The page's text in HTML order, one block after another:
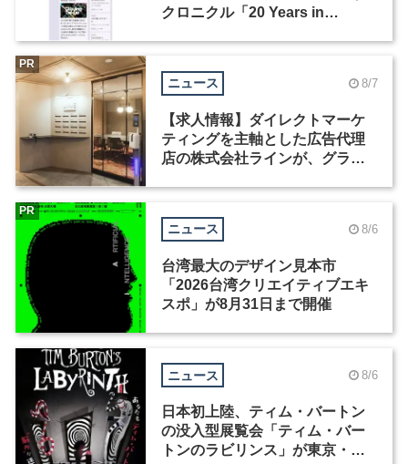
クロニクル「20 Years in
ニュース 8/7
【求人情報】ダイレクトマーケ
ティングを主軸とした広告代理
店の株式会社ラインが、グラフ
PR
ニュース 8/6
台湾最大のデザイン見本市
「2026台湾クリエイティブエキ
スポ」が8月31日まで開催
PR
ニュース 8/6
日本初上陸、ティム・バートン
の没入型展覧会「ティム・バー
トンのラビリンス」が東京・豊